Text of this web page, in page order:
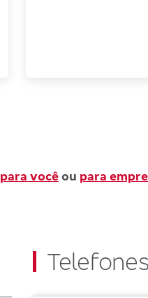
para vocêou para
Telefones